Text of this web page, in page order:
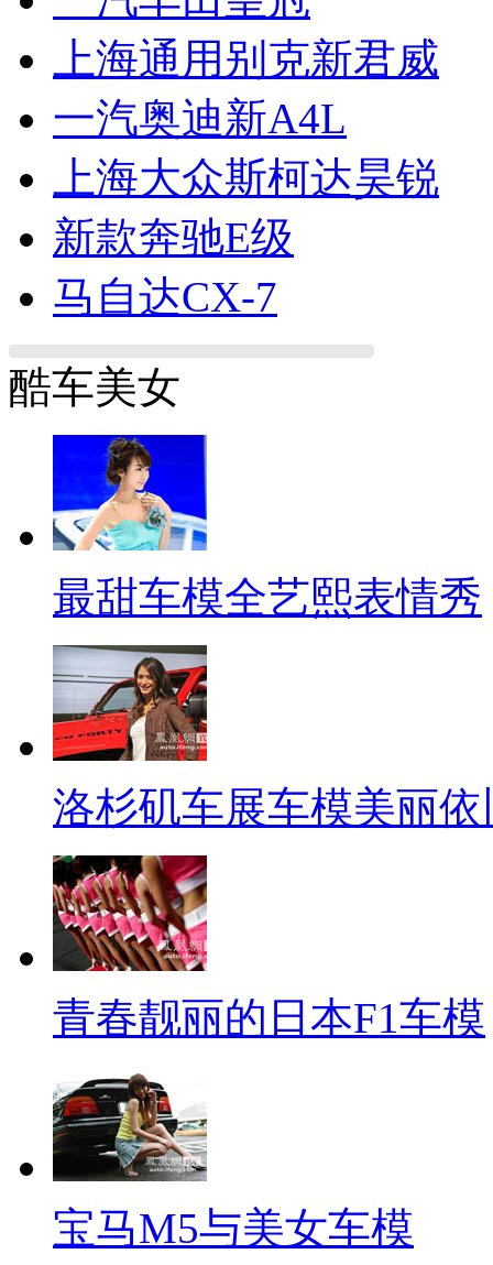
上海通用别克新君威
一汽奥迪新A4L
上海大众斯柯达昊锐
新款奔驰E级
马自达CX-7
酷车美女
最甜车模全艺熙表情秀
洛杉矶车展车模美丽依
青春靓丽的日本F1车模
宝马M5与美女车模